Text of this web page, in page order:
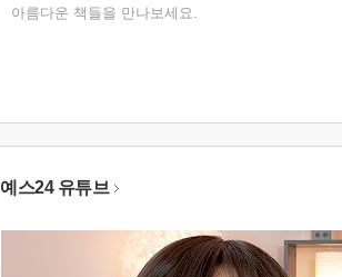
아름다운 책들을 만나보세요.
예스24 유튜브